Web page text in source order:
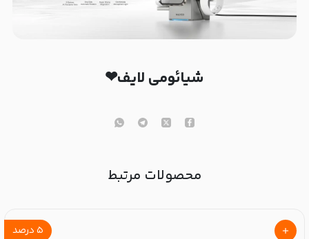
شیائومی لایف❤
محصولات مرتبط
۵درصد